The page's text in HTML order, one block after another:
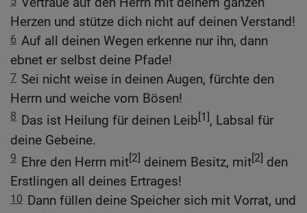
Herzen und stütze dich nicht auf deinen Verstand!
6 Auf all deinen Wegen erkenne nur ihn, dann
ebnet er selbst deine Pfade!
7 Sei nicht weise in deinen Augen, fürchte den
Herrn und weiche vom Bösen!
8 Das ist Heilung für deinen Leib[1], Labsal für
deine Gebeine.
9 Ehre den Herrn mit[2] deinem Besitz, mit[2] den
Erstlingen all deines Ertrages!
10 Dann füllen deine Speicher sich mit Vorrat, und